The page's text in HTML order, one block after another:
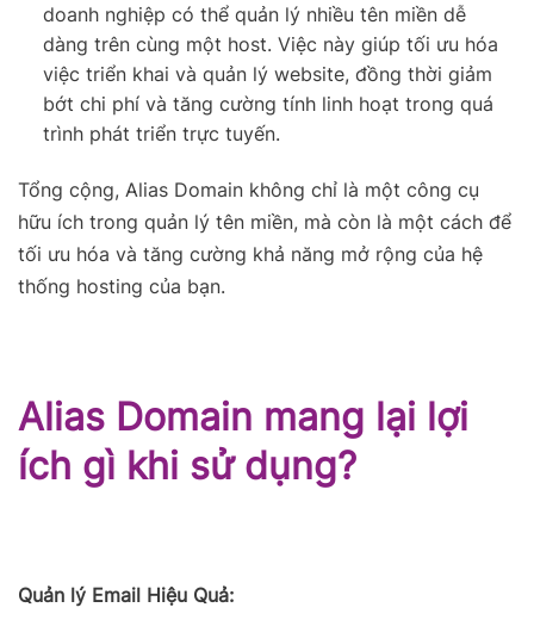
doanh nghiệp có thể quản lý nhiều tên miền dễ
dàng trên cùng một host. Việc này giúp tối ưu hóa
việc triển khai và quản lý website, đồng thời giảm
bớt chi phí và tăng cường tính linh hoạt trong quá
trình phát triển trực tuyến.
Tổng cộng, Alias Domain không chỉ là một công cụ
hữu ích trong quản lý tên miền, mà còn là một cách để
tối ưu hóa và tăng cường khả năng mở rộng của hệ
thống hosting của bạn.
Alias Domain mang lại lợi
ích gì khi sử dụng?
Quản lý Email Hiệu Quả: